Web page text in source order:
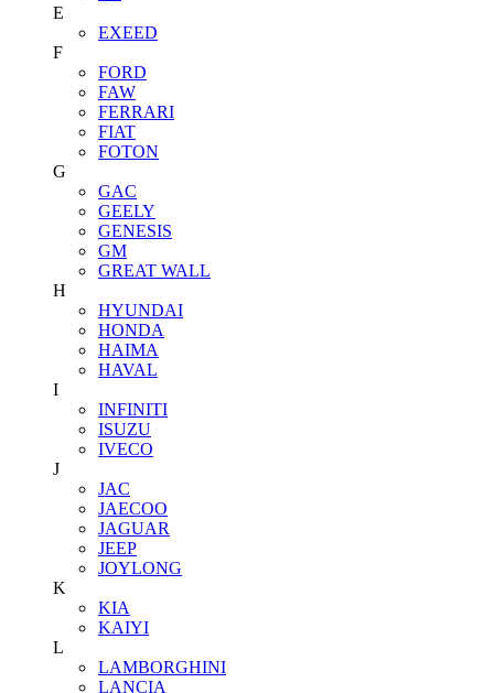
E
EXEED
F
FORD
FAW
FERRARI
FIAT
FOTON
G
GAC
GEELY
GENESIS
GM
GREAT WALL
H
HYUNDAI
HONDA
HAIMA
HAVAL
I
INFINITI
ISUZU
IVECO
J
JAC
JAECOO
JAGUAR
JEEP
JOYLONG
K
KIA
KAIYI
L
LAMBORGHINI
LANCIA